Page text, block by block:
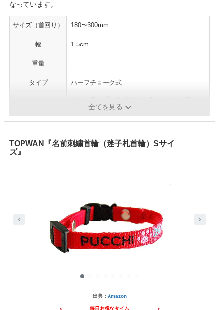
なっています。
サイズ（首回り） 180〜300mm
幅 1.5cm
重量 -
タイプ ハーフチョーク式
全てを見る
TOPWAN『名前刺繍首輪（迷子札首輪）Sサイ
ズ』
出典： Amazon
毎日お得なタイム